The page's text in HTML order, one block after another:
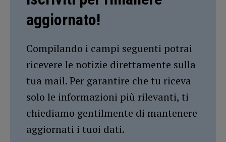
aggiornato!
Compilando i campi seguenti potrai
ricevere le notizie direttamente sulla
tua mail. Per garantire che tu riceva
solo le informazioni più rilevanti, ti
chiediamo gentilmente di mantenere
aggiornati i tuoi dati.